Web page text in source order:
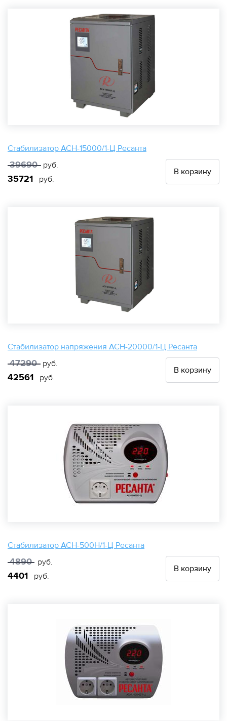
Стабилизатор АСН-15000/1-Ц Ресанта
39690 руб.
35721 руб.
В корзину
Стабилизатор напряжения АСН-20000/1-Ц Ресанта
47290 руб.
42561 руб.
В корзину
Стабилизатор АСН-500Н/1-Ц Ресанта
4890 руб.
4401 руб.
В корзину